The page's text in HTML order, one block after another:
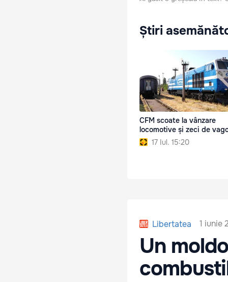
Știri
CFM scoate la vânzare
locomotive și zeci de
17 Iul. 15:20
Libertatea 1 iunie
Un